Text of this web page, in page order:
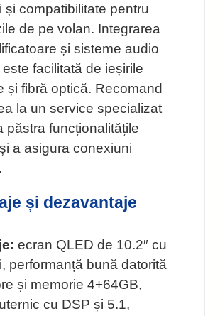
și compatibilitate pentru
de pe volan. Integrarea
și sisteme audio
facilitată de ieșirile
și fibră optică. Recomand
la un service specializat
păstra funcționalitățile
a asigura conexiuni
și dezavantaje
ecran QLED de 10.2″ cu
performanță bună datorită
și memorie 4+64GB,
cu DSP și 5.1,